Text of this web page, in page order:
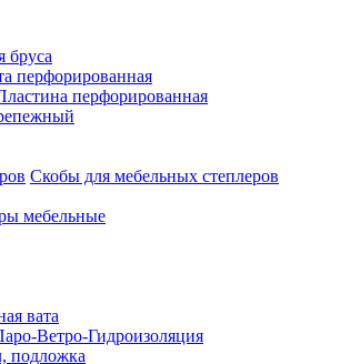
бруса
перфорированная
перфорированная
Скобы для мебельных степлеров
мебельные
вата
Ветро-Гидроизоляция
подложка